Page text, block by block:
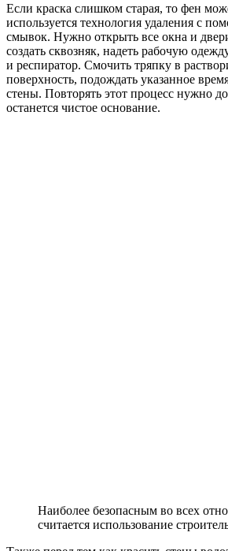
Если краска слишком старая, то фен
используется технология удаления с
смывок. Нужно открыть все окна и
создать сквозняк, надеть рабочую
и респиратор. Смочить тряпку в
поверхность, подождать указанное
стены. Повторять этот процесс нужно
останется чистое основание.
Наиболее безопасным во всех
считается использование